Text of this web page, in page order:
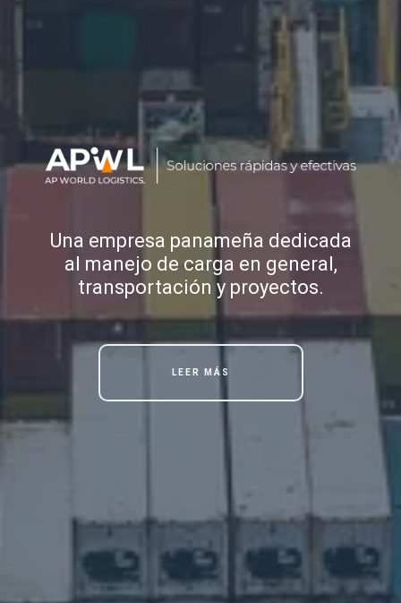
Una empresa panameña dedicada
al manejo de carga en general,
transportación y proyectos.
LEER MÁS